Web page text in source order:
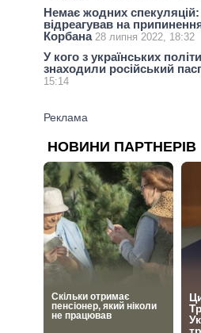
Немає жодних
відреагував на
Корбана 28 липня 2022, 18:32
У кого з українських
знаходили російський
15:14